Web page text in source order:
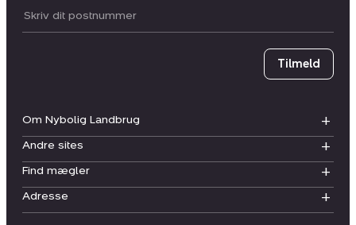
Om Nybolig Landbrug
Andre sites
Find mægler
Adresse
Postnummer
Tilmeld